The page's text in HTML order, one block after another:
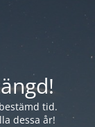
tid.
dessa år!